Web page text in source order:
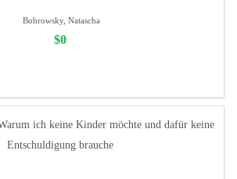
Bobrowsky, Natascha
$0